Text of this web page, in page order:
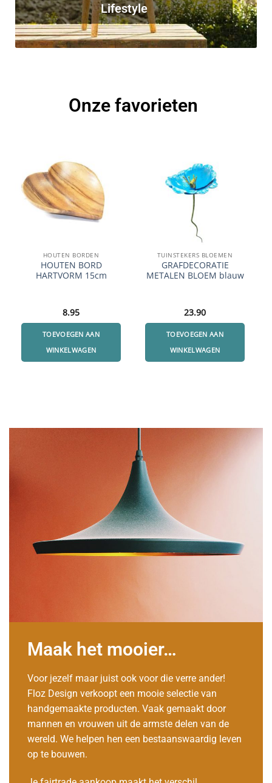
Lifestyle
Onze favorieten
HOUTEN BORDEN
HOUTEN BORD
HARTVORM 15cm
8.95
TOEVOEGEN AAN
WINKELWAGEN
TUINSTEKERS BLOEMEN
GRAFDECORATIE
METALEN BLOEM blauw
23.90
TOEVOEGEN AAN
WINKELWAGEN
Maak het mooier…
Voor jezelf maar juist ook voor die verre ander!
Floz Design verkoopt een mooie selectie van
handgemaakte producten. Vaak gemaakt door
mannen en vrouwen uit de armste delen van de
wereld. We helpen hen een bestaanswaardig leven
op te bouwen.